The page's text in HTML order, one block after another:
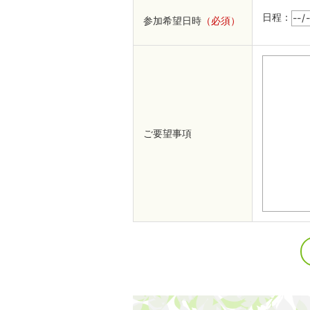
参加希望日時 （必須） 日程：
ご要望事項